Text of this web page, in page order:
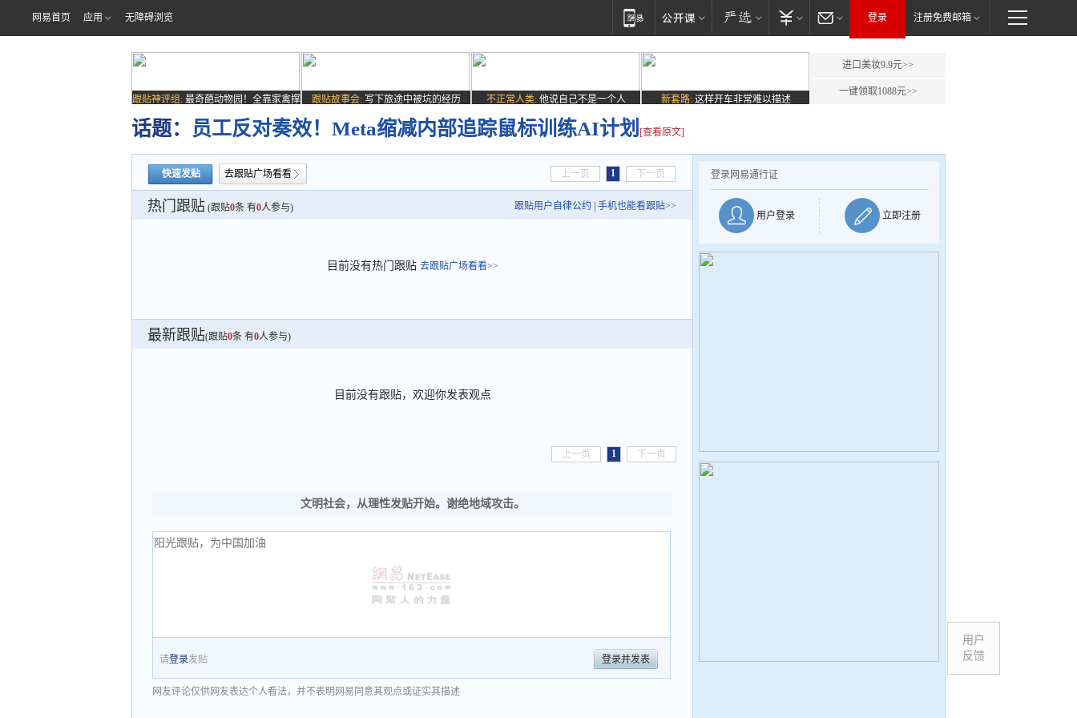
网易首页 应用 无障碍浏览 登录 注册免费邮箱
跟贴神评组: 最奇葩动物园！全靠家禽撑
场子
跟贴故事会: 写下旅途中被坑的经历 不正常人类: 他说自己不是一个人 新套路: 这样开车非常难以描述
进口美妆9.9元>>
一键领取1088元>>
话题： 员工反对奏效！Meta缩减内部追踪鼠标训练AI计划 [查看原文]
快速发贴 去跟贴广场看看 上一页 1 下一页
热门跟贴 (跟贴0条 有0人参与) 跟贴用户自律公约 手机也能看跟贴>>
目前没有热门跟贴 去跟贴广场看看>>
最新跟贴(跟贴0条 有0人参与)
目前没有跟贴，欢迎你发表观点
上一页 1 下一页
文明社会，从理性发贴开始。谢绝地域攻击。
请登录发贴 登录并发表
网友评论仅供网友表达个人看法，并不表明网易同意其观点或证实其描述
登录网易通行证
用户登录 立即注册
用户
反馈